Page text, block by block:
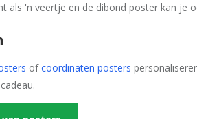
als 'n veertje en de dibond poster kan je
ofcoördinaten posters